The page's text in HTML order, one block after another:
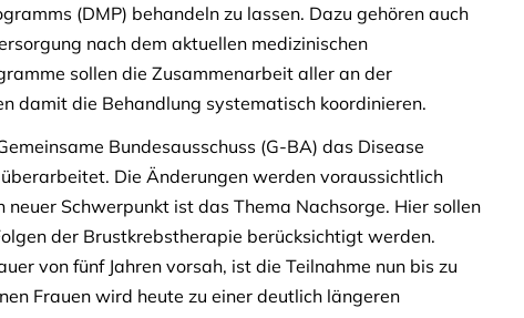
(DMP) behandeln zu lassen. Dazu gehören auch
nach dem aktuellen medizinischen
sollen die Zusammenarbeit aller an der
damit die Behandlung systematisch koordinieren.
Bundesausschuss (G-BA) das Disease
Die Änderungen werden voraussichtlich
Schwerpunkt ist das Thema Nachsorge. Hier sollen
der Brustkrebstherapie berücksichtigt werden.
von fünf Jahren vorsah, ist die Teilnahme nun bis zu
Frauen wird heute zu einer deutlich längeren